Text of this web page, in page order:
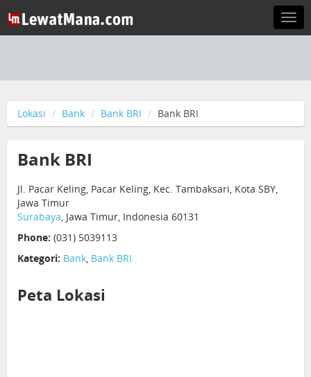
Lokasi Bank Bank BRI Bank BRI
Bank BRI
Jl. Pacar Keling, Pacar Keling, Kec. Tambaksari, Kota SBY,
Jawa Timur
Surabaya, Jawa Timur, Indonesia 60131
Phone: (031) 5039113
Kategori: Bank, Bank BRI
Peta Lokasi